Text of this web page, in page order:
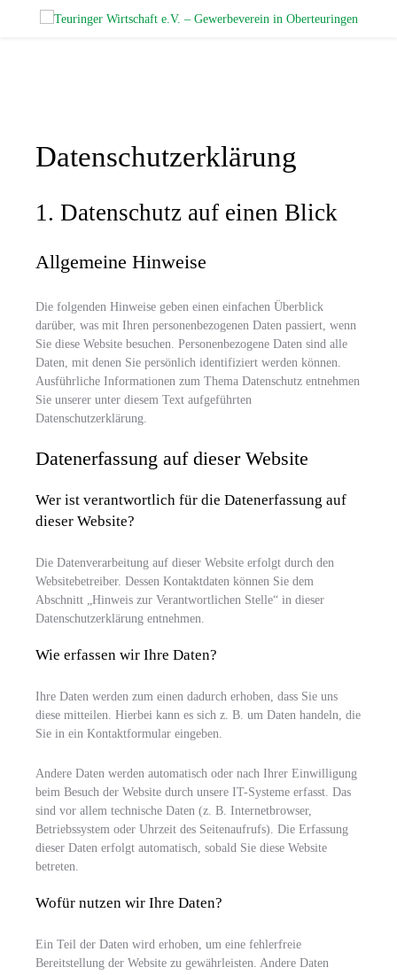
Datenschutz­erklärung
1. Datenschutz auf einen Blick
Allgemeine Hinweise
Die folgenden Hinweise geben einen einfachen Überblick
darüber, was mit Ihren personenbezogenen Daten passiert, wenn
Sie diese Website besuchen. Personenbezogene Daten sind alle
Daten, mit denen Sie persönlich identifiziert werden können.
Ausführliche Informationen zum Thema Datenschutz entnehmen
Sie unserer unter diesem Text aufgeführten
Datenschutzerklärung.
Datenerfassung auf dieser Website
Wer ist verantwortlich für die Datenerfassung auf
dieser Website?
Die Datenverarbeitung auf dieser Website erfolgt durch den
Websitebetreiber. Dessen Kontaktdaten können Sie dem
Abschnitt „Hinweis zur Verantwortlichen Stelle“ in dieser
Datenschutzerklärung entnehmen.
Wie erfassen wir Ihre Daten?
Ihre Daten werden zum einen dadurch erhoben, dass Sie uns
diese mitteilen. Hierbei kann es sich z. B. um Daten handeln, die
Sie in ein Kontaktformular eingeben.
Andere Daten werden automatisch oder nach Ihrer Einwilligung
beim Besuch der Website durch unsere IT-Systeme erfasst. Das
sind vor allem technische Daten (z. B. Internetbrowser,
Betriebssystem oder Uhrzeit des Seitenaufrufs). Die Erfassung
dieser Daten erfolgt automatisch, sobald Sie diese Website
betreten.
Wofür nutzen wir Ihre Daten?
Ein Teil der Daten wird erhoben, um eine fehlerfreie
Bereitstellung der Website zu gewährleisten. Andere Daten